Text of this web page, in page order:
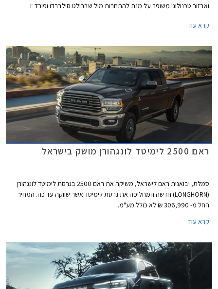
ואבזור טכנולוגי משופר על מנת להתחרות מול שברולט סילברדו ופורד F
ובמחיר התחלתי של 283,000 ₪ לפני מע"מ.
קרא עוד
ראם 2500 לימיטד לונגהורן מושק בישראל
סמלת, יבואנית ראם לישראל, משיקה את ראם 2500 בגרסת לימיטד לונגהורן
(LONGHORN) חדשה המחליפה את גרסת לימיטד אשר שווקה עד כה. המחיר
החל מ- 306,990 ₪ לא כולל מע"מ.
קרא עוד